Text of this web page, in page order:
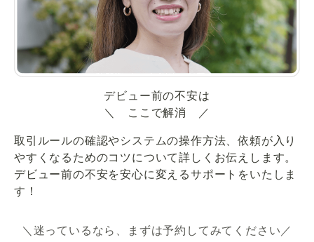
デビュー前の不安は
＼ ここで解消 ／
取引ルールの確認やシステムの操作方法、依頼が入り
やすくなるためのコツについて詳しくお伝えします。
デビュー前の不安を安心に変えるサポートをいたしま
す！
＼迷っているなら、まずは予約してみてください／